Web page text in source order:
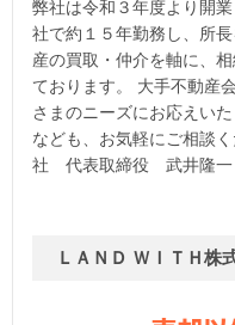
弊社は令和３年度より開
社で約１５年勤務し、所
産の買取・仲介を軸に、
ております。 大手不動産
さまのニーズにお応えい
なども、お気軽にご相談
社 代表取締役 武井隆一
ＬＡＮＤ ＷＩＴＨ株